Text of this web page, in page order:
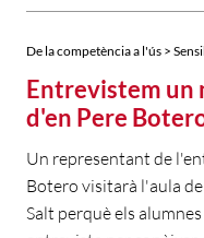
De la competència a l'ús >
Entrevistem un
d'en Pere
Un representant de
Botero visitarà l'aula
Salt perquè els